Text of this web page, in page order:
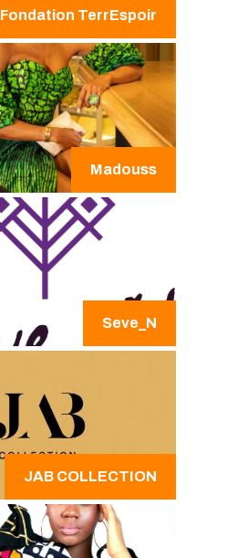
Fondation TerrEspoir
Madouss
Seve_N
JAB COLLECTION